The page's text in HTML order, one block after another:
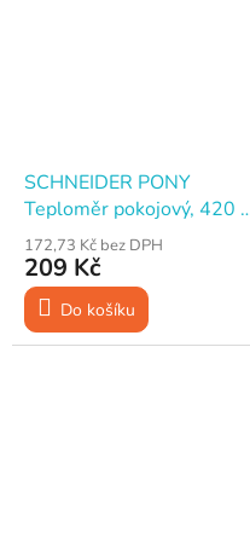
SCHNEIDER PONY
Teploměr pokojový, 420 x
65 mm
172,73 Kč bez DPH
209 Kč
Do košíku